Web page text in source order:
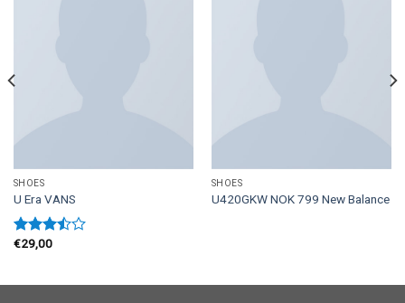
SHOES
U Era VANS
Rated
€29,00
SHOES
U420GKW NOK 799 New Balance